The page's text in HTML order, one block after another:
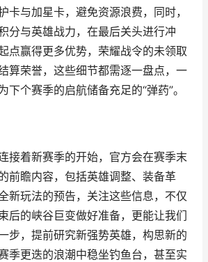
卡与加星卡，避免资源浪费，同时，
分与英雄战力，在最后关头进行冲
点赢得更多优势，荣耀战令的未领取
算荣誉，这些细节都需逐一盘点，一
下个赛季的启航储备充足的“弹药”。
接着新赛季的开始，官方会在赛季末
前瞻内容，包括英雄调整、装备革
新玩法的预告，关注这些信息，不仅
后的峡谷巨变做好准备，更能让我们
步，提前研究新强势英雄，构思新的
季更迭的浪潮中稳坐钓鱼台，甚至实